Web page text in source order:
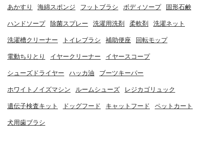
あかすり 海綿スポンジ フットブラシ ボディソープ 固形石鹸
ハンドソープ 除菌スプレー 洗濯用洗剤 柔軟剤 洗濯ネット
洗濯槽クリーナー トイレブラシ 補助便座 回転モップ
電動ちりとり イヤークリーナー イヤースコープ
シューズドライヤー ハッカ油 ブーツキーパー
ホワイトノイズマシン ルームシューズ レジカゴリュック
遺伝子検査キット ドッグフード キャットフード ペットカート
犬用歯ブラシ